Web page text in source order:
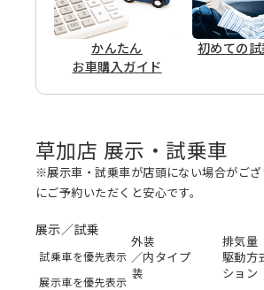
かんたん
お車購入ガイド
初めての
草加店 展示・試乗車
※展示車・試乗車が店頭にない場合がござ
にご予約いただくと安心です。
展示／試乗
試乗車を優先表示
展示車を優先表示
外装
／内
装
タイプ
排気量
駆動方
ション